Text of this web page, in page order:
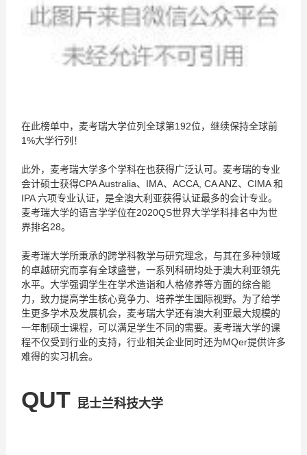
在此榜单中，麦考瑞大学位列全球第192位，继续保持全球前
1%大学行列！
此外，麦考瑞大学多个学科在也获得广泛认可。麦考瑞的专业
会计硕士获得CPA Australia、IMA、ACCA, CA ANZ、CIMA 和
IPA 六项专业认证，是全澳大利亚获得认证最多的会计专业。
麦考瑞大学的语言学学位在2020QS世界大学学科排名中为世
界排名28。
麦考瑞大学所秉承的跨学科教学与研究理念，与其在多种领域
的卓越研究而享有全球盛誉，一系列科研均处于澳大利亚领先
水平。大学强调学生在学术造诣和人格修养等方面的综合能
力，致力提高学生核心竞争力、培养学生国际视野。为了给学
生更多学术及发展机会，麦考瑞大学还有澳大利亚最大规模的
一年制硕士课程，可以满足学生不同的需要。麦考瑞大学的课
程不仅受到行业的支持，行业相关企业同时还为MQer提供许多
难得的实习机会。
QUT 昆士兰科技大学